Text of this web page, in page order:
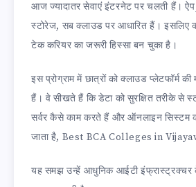
आज ज्यादातर सेवाएं इंटरनेट पर चलती हैं।
स्टोरेज, सब क्लाउड पर आधारित हैं। इसलिए
टेक करियर का जरूरी हिस्सा बन चुका है।
इस प्रोग्राम में छात्रों को क्लाउड प्लेटफॉर्म
हैं। वे सीखते हैं कि डेटा को सुरक्षित तरीके से
सर्वर कैसे काम करते हैं और ऑनलाइन सिस्टम
जाता है, Best BCA Colleges in
यह समझ उन्हें आधुनिक आईटी इंफ्रास्ट्रक्चर